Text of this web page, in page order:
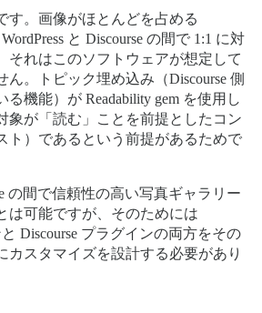
す。画像がほとんどを占める
と Discourse の間で 1:1 に対
それはこのソフトウェアが想定して
ん。トピック埋め込み（Discourse 側
機能）が Readability gem を使用し
象が「読む」ことを前提としたコン
ト）であるという前提があるためで
の間で信頼性の高い写真ギャラリー
は可能ですが、そのためには
Discourse プラグインの両方をその
カスタマイズを設計する必要があり